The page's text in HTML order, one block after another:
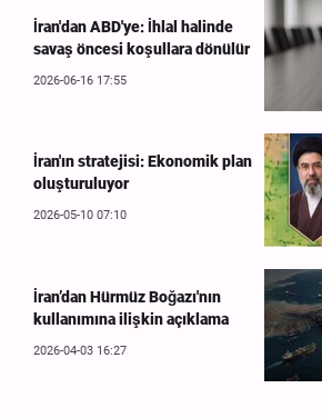
İran'dan ABD'ye: İhlal halinde
savaş öncesi koşullara dönülür
2026-06-16 17:55
İran'ın stratejisi: Ekonomik plan
oluşturuluyor
2026-05-10 07:10
İran’dan Hürmüz Boğazı'nın
kullanımına ilişkin açıklama
2026-04-03 16:27